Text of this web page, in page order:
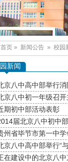
页 » 新闻公告 » 校园
新闻
京八中高中部举行
京八中初一年级召
期初中部活动表彰
届北京八中初中
州省毕节市第一中
京八中高中部举行“
在建设中的北京八